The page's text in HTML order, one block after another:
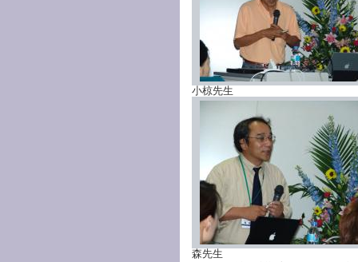
小椋先生
森先生